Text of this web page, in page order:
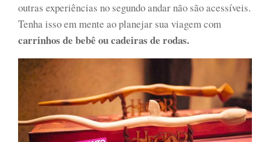
outras experiências no segundo andar não são acessíveis.
Tenha isso em mente ao planejar sua viagem com
carrinhos de bebê ou cadeiras de rodas.